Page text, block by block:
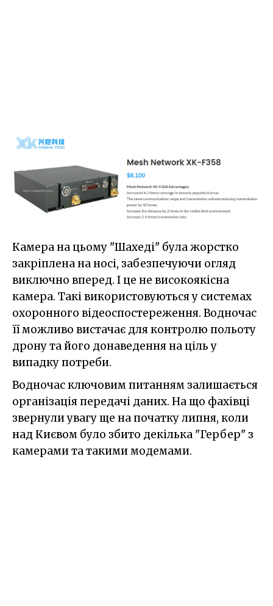
Камера на цьому "Шахеді" була жорстко
закріплена на носі, забезпечуючи огляд
виключно вперед. І це не високоякісна
камера. Такі використовуються у системах
охоронного відеоспостереження. Водночас
її можливо вистачає для контролю польоту
дрону та його донаведення на ціль у
випадку потреби.
Водночас ключовим питанням залишається
організація передачі даних. На що фахівці
звернули увагу ще на початку липня, коли
над Києвом було збито декілька "Гербер" з
камерами та такими модемами.